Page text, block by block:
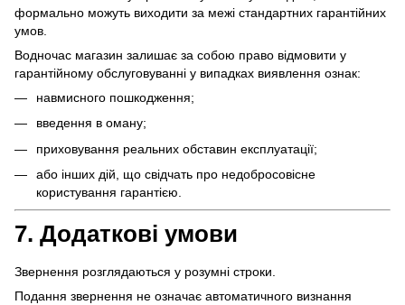
формально можуть виходити за межі стандартних гарантійних
умов.
Водночас магазин залишає за собою право відмовити у
гарантійному обслуговуванні у випадках виявлення ознак:
навмисного пошкодження;
введення в оману;
приховування реальних обставин експлуатації;
або інших дій, що свідчать про недобросовісне
користування гарантією.
7. Додаткові умови
Звернення розглядаються у розумні строки.
Подання звернення не означає автоматичного визнання